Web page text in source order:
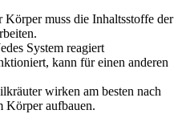
muss die Inhaltsstoffe der
System ​reagiert
kann für ⁣einen anderen
wirken am besten nach
Körper⁤ aufbauen.